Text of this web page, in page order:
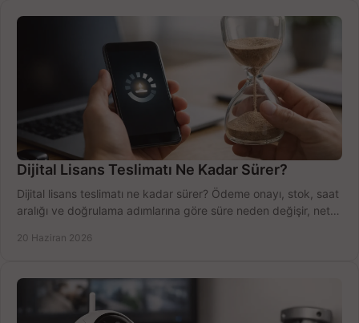
Dijital Lisans Teslimatı Ne Kadar Sürer?
Dijital lisans teslimatı ne kadar sürer? Ödeme onayı, stok, saat
aralığı ve doğrulama adımlarına göre süre neden değişir, net
20 Haziran 2026